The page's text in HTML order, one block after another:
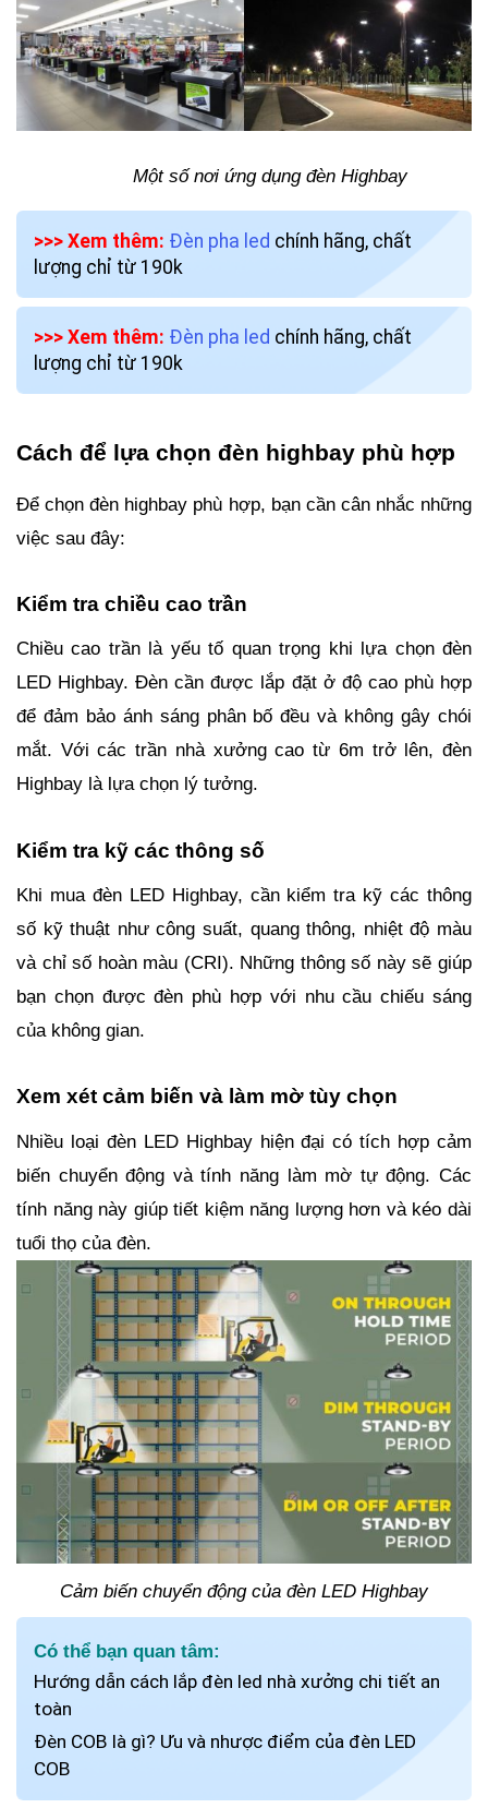
Một số nơi ứng dụng đèn Highbay
>>> Xem thêm: Đèn pha led chính hãng, chất
lượng chỉ từ 190k
>>> Xem thêm: Đèn pha led chính hãng, chất
lượng chỉ từ 190k
Cách để lựa chọn đèn highbay phù hợp
Để chọn đèn highbay phù hợp, bạn cần cân nhắc những
việc sau đây:
Kiểm tra chiều cao trần
Chiều cao trần là yếu tố quan trọng khi lựa chọn đèn
LED Highbay. Đèn cần được lắp đặt ở độ cao phù hợp
để đảm bảo ánh sáng phân bố đều và không gây chói
mắt. Với các trần nhà xưởng cao từ 6m trở lên, đèn
Highbay là lựa chọn lý tưởng.
Kiểm tra kỹ các thông số
Khi mua đèn LED Highbay, cần kiểm tra kỹ các thông
số kỹ thuật như công suất, quang thông, nhiệt độ màu
và chỉ số hoàn màu (CRI). Những thông số này sẽ giúp
bạn chọn được đèn phù hợp với nhu cầu chiếu sáng
của không gian.
Xem xét cảm biến và làm mờ tùy chọn
Nhiều loại đèn LED Highbay hiện đại có tích hợp cảm
biến chuyển động và tính năng làm mờ tự động. Các
tính năng này giúp tiết kiệm năng lượng hơn và kéo dài
tuổi thọ của đèn.
Cảm biến chuyển động của đèn LED Highbay
Có thể bạn quan tâm:
Hướng dẫn cách lắp đèn led nhà xưởng chi tiết an
toàn
Đèn COB là gì? Ưu và nhược điểm của đèn LED
COB